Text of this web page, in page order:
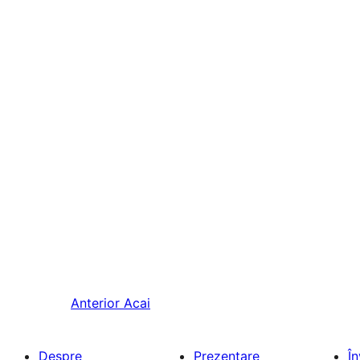
Anterior Acai
Despre Prezentare